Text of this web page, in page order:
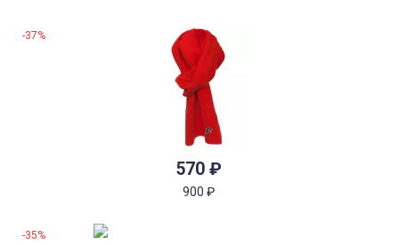
570 ₽
900 ₽
-37%
-35%